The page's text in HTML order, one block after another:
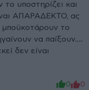
υποστηρίζει και
ΑΠΑΡΑΔΕΚΤΟ, ας
το
να παίξουν....
δεν είναι
0 0